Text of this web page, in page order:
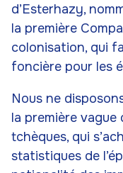
d’Esterhazy,
la première
colonisation, qui
foncière pour les
Nous ne
la première vague
tchèques, qui
statistiques de